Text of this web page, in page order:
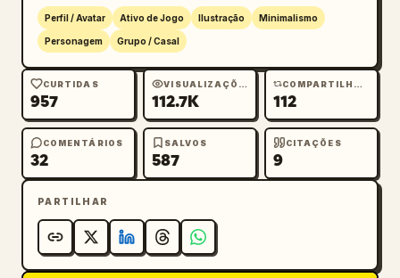
    },
    {
      "chinese_label": "沙悟净",
      "english_label": "Sha Wujing",
      "visuals": "homem barbudo com tiara de
meia-lua, veste verde, colar de contas
grandes, segurando uma pá em formato de meia-
lua"
    },
    {
      "chinese_label": "白龙马",
      "english_label": "White Dragon Horse",
Perfil / Avatar Ativo de Jogo Ilustração Minimalismo
Personagem Grupo / Casal
CURTIDAS
957
VISUALIZAÇÕES
112.7K
COMPARTILHAMENTOS
112
COMENTÁRIOS
32
SALVOS
587
CITAÇÕES
9
PARTILHAR